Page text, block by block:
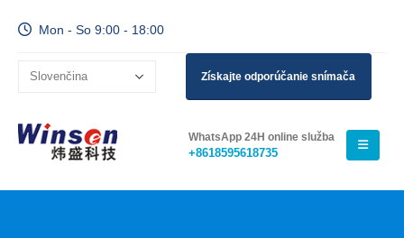
Mon - So 9:00 - 18:00
Získajte odporúčanie snímača
WhatsApp 24H online služba
+8618595618735